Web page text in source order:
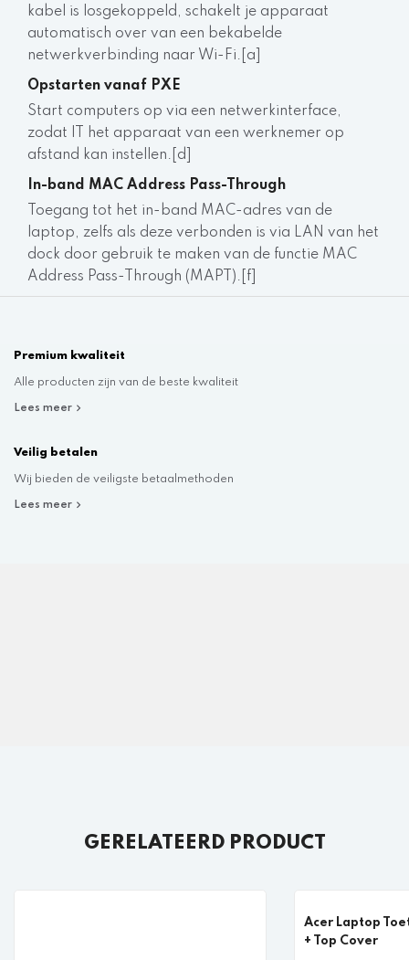
kabel is losgekoppeld, schakelt je apparaat
automatisch over van een bekabelde
netwerkverbinding naar Wi-Fi.[a]
Opstarten vanaf PXE
Start computers op via een netwerkinterface,
zodat IT het apparaat van een werknemer op
afstand kan instellen.[d]
In-band MAC Address Pass-Through
Toegang tot het in-band MAC-adres van de
laptop, zelfs als deze verbonden is via LAN van het
dock door gebruik te maken van de functie MAC
Address Pass-Through (MAPT).[f]
Premium kwaliteit
Alle producten zijn van de beste kwaliteit
Lees meer
Veilig betalen
Wij bieden de veiligste betaalmethoden
Lees meer
GERELATEERD PRODUCT
Acer Laptop
+ Top Cover